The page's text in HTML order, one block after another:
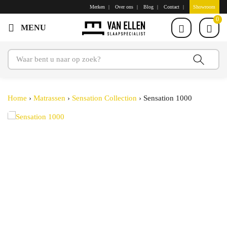
Merken Over ons Blog Contact Showroom
0
Home › Matrassen › Sensation Collection › Sensation 1000